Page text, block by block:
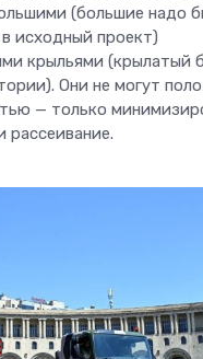
(большие надо
исходный проект)
крыльями (крылатый
Они не могут
— только